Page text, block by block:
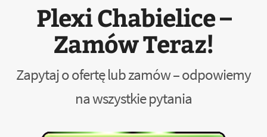
Plexi Chabielice –
Zamów Teraz!
Zapytaj o ofertę lub zamów – odpowiemy
na wszystkie pytania